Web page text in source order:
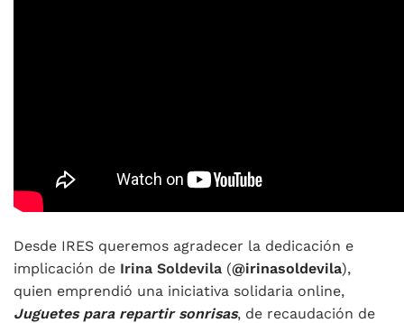
Desde IRES queremos agradecer la dedicación e
implicación de Irina Soldevila (@irinasoldevila),
quien emprendió una iniciativa solidaria online,
Juguetes para repartir sonrisas, de recaudación de